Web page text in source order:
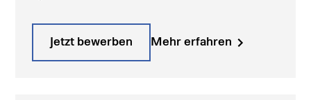
Jetzt bewerben Mehr erfahren